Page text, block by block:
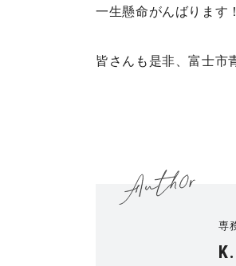
一生懸命がんばります！
皆さんも是非、富士市
専